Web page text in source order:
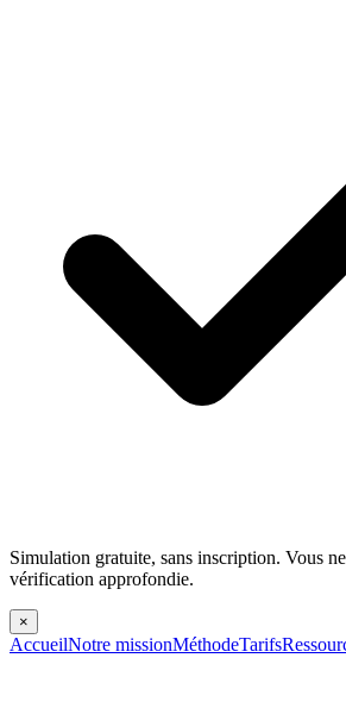
Simulation gratuite, sans inscription. Vous
vérification approfondie.
×
AccueilNotre missionMéthodeTarifs